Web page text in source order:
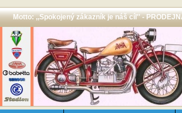
Motto: ,,Spokojený zákazník je náš cíl'' -